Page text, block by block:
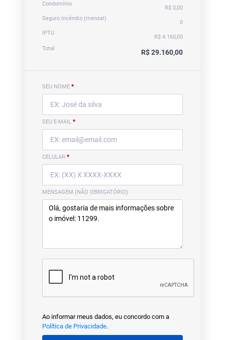
Condomínio
R$ 0,00
Seguro Incêndio (mensal)
0
IPTU
R$ 4.160,00
Total
R$ 29.160,00
SEU NOME *
SEU E-MAIL *
CELULAR *
MENSAGEM (NÃO OBRIGATÓRIO)
Ao informar meus dados, eu concordo com a
Política de Privacidade.